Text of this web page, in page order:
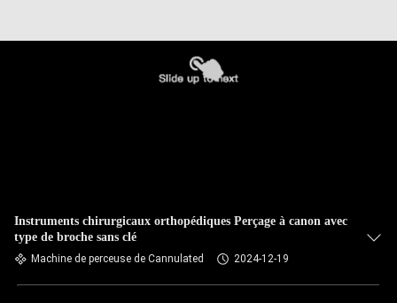
Instruments chirurgicaux orthopédiques Perçage à canon avec
type de broche sans clé
Machine de perceuse de Cannulated 2024-12-19